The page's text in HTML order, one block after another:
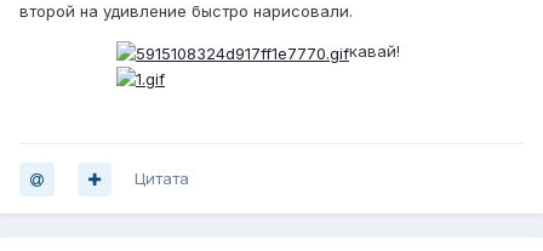
второй на удивление быстро нарисовали.
кавай!
Цитата